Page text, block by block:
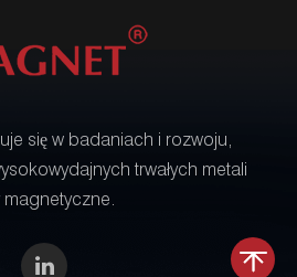
się w badaniach i rozwoju,
trwałych metali
magnetyczne.